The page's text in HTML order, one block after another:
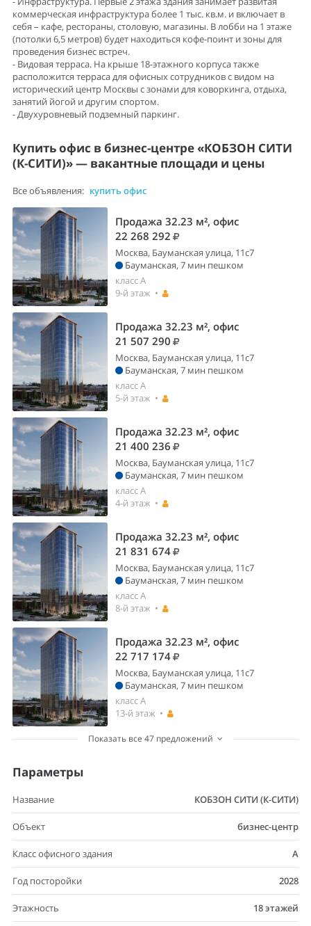
коммерческая инфраструктура более 1 тыс. кв.м. и включает в
себя – кафе, рестораны, столовую, магазины. В лобби на 1 этаже
(потолки 6,5 метров) будет находиться кофе-поинт и зоны для
проведения бизнес встреч.
- Видовая терраса. На крыше 18-этажного корпуса также
расположится терраса для офисных сотрудников с видом на
исторический центр Москвы с зонами для коворкинга, отдыха,
занятий йогой и другим спортом.
- Двухуровневый подземный паркинг.
Купить офис в бизнес-центре «КОБЗОН СИТИ
(К-СИТИ)» — вакантные площади и цены
Все объявления: купить офис
Продажа 32.23 м², офис
22 268 292
Москва, Бауманская улица, 11с7
Бауманская, 7 мин пешком
класс A
9-й этаж •
Продажа 32.23 м², офис
21 507 290
Москва, Бауманская улица, 11с7
Бауманская, 7 мин пешком
класс A
5-й этаж •
Продажа 32.23 м², офис
21 400 236
Москва, Бауманская улица, 11с7
Бауманская, 7 мин пешком
класс A
4-й этаж •
Продажа 32.23 м², офис
21 831 674
Москва, Бауманская улица, 11с7
Бауманская, 7 мин пешком
класс A
8-й этаж •
Продажа 32.23 м², офис
22 717 174
Москва, Бауманская улица, 11с7
Бауманская, 7 мин пешком
класс A
13-й этаж •
Показать все 47 предложений
Параметры
Название КОБЗОН СИТИ (К-СИТИ)
Объект бизнес-центр
Класс офисного здания A
Год посторойки 2028
Этажность 18 этажей